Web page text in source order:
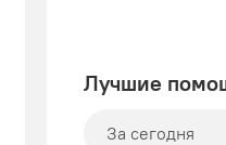
Лучшие
За сегодня